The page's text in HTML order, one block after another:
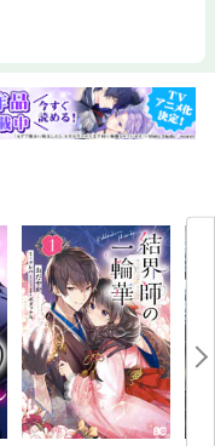
のが「柔軟性」です。心
める上で、この「柔軟
ています。相手に柔軟に対
けてください。上水 研一朗
画理論の基礎知識とビッ
んで投げる* 背負投* 肘
ら支釣込足* 小内刈から大
・など☆第四章 組み際に
本背負投・小内巻込* 大内
第五章 相手の技を誘い、
返* 移腰・・・など※ 本書
勝のコツ55』を「新版」
要な修正を行ったもので